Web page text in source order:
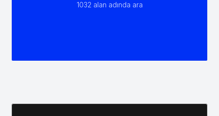
1032 alan adında ara